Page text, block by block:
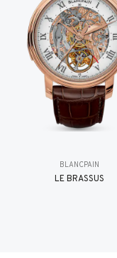
BLANCPAIN
LE BRASSUS